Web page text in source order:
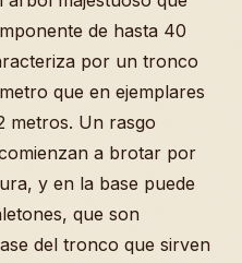
de hasta 40
por un tronco
que en ejemplares
metros. Un rasgo
a brotar por
y en la base puede
que son
del tronco que sirven